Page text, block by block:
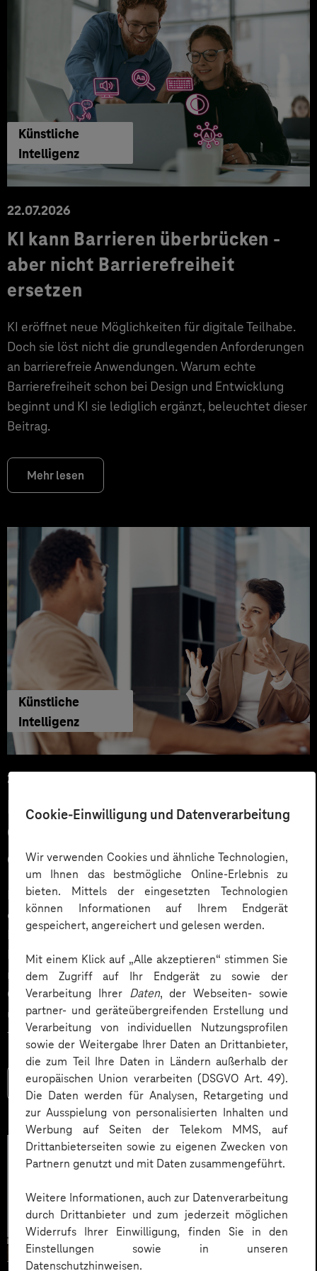
Cookie-Einwilligung und Datenverarbeitung
Wir verwenden Cookies und ähnliche Technologien,
um Ihnen das bestmögliche Online-Erlebnis zu
bieten. Mittels der eingesetzten Technologien
können Informationen auf Ihrem Endgerät
gespeichert, angereichert und gelesen werden.
Mit einem Klick auf „Alle akzeptieren“ stimmen Sie
dem Zugriff auf Ihr Endgerät zu sowie der
Verarbeitung Ihrer Daten, der Webseiten- sowie
partner- und geräteübergreifenden Erstellung und
Verarbeitung von individuellen Nutzungsprofilen
sowie der Weitergabe Ihrer Daten an Drittanbieter,
die zum Teil Ihre Daten in Ländern außerhalb der
europäischen Union verarbeiten (DSGVO Art. 49).
Die Daten werden für Analysen, Retargeting und
zur Ausspielung von personalisierten Inhalten und
Werbung auf Seiten der Telekom MMS, auf
Drittanbieterseiten sowie zu eigenen Zwecken von
Partnern genutzt und mit Daten zusammengeführt.
Weitere Informationen, auch zur Datenverarbeitung
durch Drittanbieter und zum jederzeit möglichen
Widerrufs Ihrer Einwilligung, finden Sie in den
Einstellungen sowie in unseren
Datenschutzhinweisen.
Künstliche
Intelligenz
22.07.2026
KI kann Barrieren überbrücken -
aber nicht Barrierefreiheit
ersetzen
KI eröffnet neue Möglichkeiten für digitale Teilhabe.
Doch sie löst nicht die grundlegenden Anforderungen
an barrierefreie Anwendungen. Warum echte
Barrierefreiheit schon bei Design und Entwicklung
beginnt und KI sie lediglich ergänzt, beleuchtet dieser
Beitrag.
Mehr lesen
Künstliche
Intelligenz
29.06.2026
KI‑Agenten im HR: Konkrete Use
Cases, KPIs und Governance
entlang der Employee Journey
KI‑Agenten im HR sind mehr als Chatbots: Sie
orchestrieren Prozesse entlang der gesamten
Employee Journey und schaffen messbaren Business
Impact. Der Beitrag zeigt konkrete Use Cases,
relevante KPIs für den Mittelstand sowie
Governance‑Leitplanken zu EU AI Act und DSGVO –
und liefert ein praxisnahes Priorisierungsframework
für HR‑Entscheider*innen.
Mehr lesen